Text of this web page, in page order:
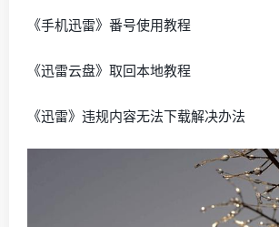
《手机迅雷》番号使用教程
《迅雷云盘》取回本地教程
《迅雷》违规内容无法下载解决办法